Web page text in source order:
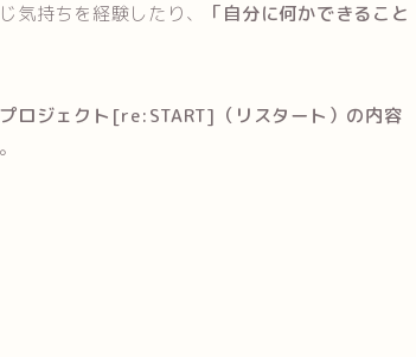
気持ちを経験したり、
「自分に何かできること
ロジェクト[re:START]（リスタート）の内容